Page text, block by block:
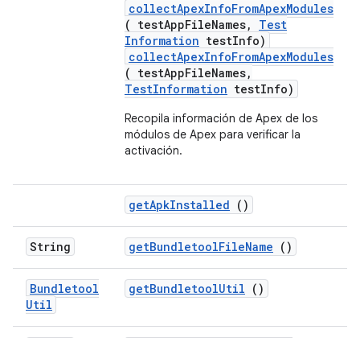
collectApexInfoFromApexModules
( testAppFileNames,
Test
Information testInfo)
collectApexInfoFromApexModules
( testAppFileNames,
TestInformation testInfo)
Recopila información de Apex de los
módulos de Apex para verificar la
activación.
getApkInstalled ()
String getBundletoolFileName ()
Bundletool
Util
getBundletoolUtil ()